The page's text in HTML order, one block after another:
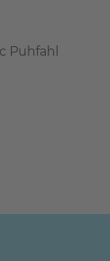
Puhfahl